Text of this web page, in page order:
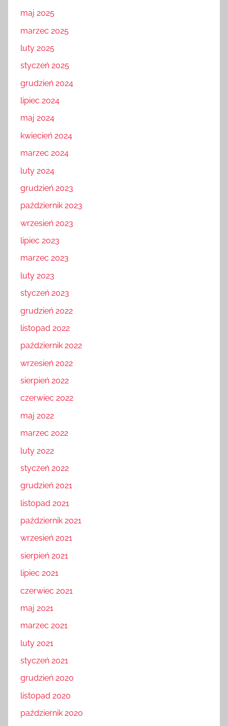
maj 2025
marzec 2025
luty 2025
styczeń 2025
grudzień 2024
lipiec 2024
maj 2024
kwiecień 2024
marzec 2024
luty 2024
grudzień 2023
październik 2023
wrzesień 2023
lipiec 2023
marzec 2023
luty 2023
styczeń 2023
grudzień 2022
listopad 2022
październik 2022
wrzesień 2022
sierpień 2022
czerwiec 2022
maj 2022
marzec 2022
luty 2022
styczeń 2022
grudzień 2021
listopad 2021
październik 2021
wrzesień 2021
sierpień 2021
lipiec 2021
czerwiec 2021
maj 2021
marzec 2021
luty 2021
styczeń 2021
grudzień 2020
listopad 2020
październik 2020